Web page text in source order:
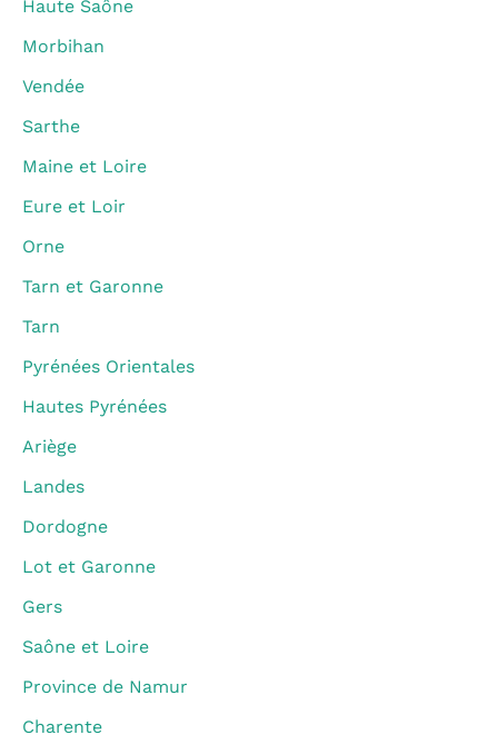
Haute Saône
Morbihan
Vendée
Sarthe
Maine et Loire
Eure et Loir
Orne
Tarn et Garonne
Tarn
Pyrénées Orientales
Hautes Pyrénées
Ariège
Landes
Dordogne
Lot et Garonne
Gers
Saône et Loire
Province de Namur
Charente